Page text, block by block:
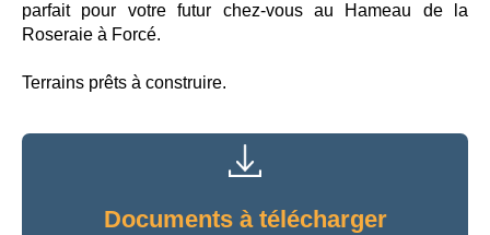
parfait pour votre futur chez-vous au Hameau de la
Roseraie à Forcé.
Terrains prêts à construire.
Documents à télécharger